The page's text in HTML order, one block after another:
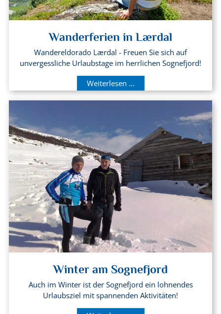
Wanderferien in Lærdal
Wandereldorado Lærdal - Freuen Sie sich auf
unvergessliche Urlaubstage im herrlichen Sognefjord!
Weiterlesen ...
Winter am Sognefjord
Auch im Winter ist der Sognefjord ein lohnendes
Urlaubsziel mit spannenden Aktivitäten!